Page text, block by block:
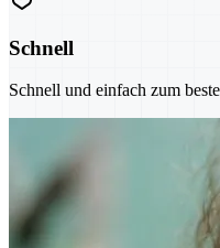
Schnell
Schnell und einfach zum